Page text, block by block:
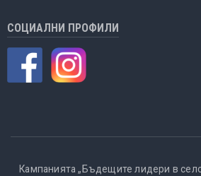
СОЦИАЛНИ ПРОФИЛИ
Кампанията „Бъдещите лидери в